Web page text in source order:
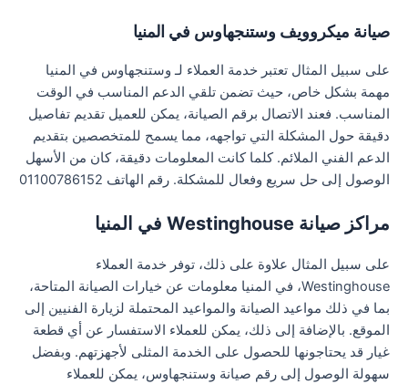
صيانة ميكروويف وستنجهاوس في المنيا
على سبيل المثال تعتبر خدمة العملاء لـ وستنجهاوس في المنيا
مهمة بشكل خاص، حيث تضمن تلقي الدعم المناسب في الوقت
المناسب. فعند الاتصال برقم الصيانة، يمكن للعميل تقديم تفاصيل
دقيقة حول المشكلة التي تواجهه، مما يسمح للمتخصصين بتقديم
الدعم الفني الملائم. كلما كانت المعلومات دقيقة، كان من الأسهل
الوصول إلى حل سريع وفعال للمشكلة. رقم الهاتف 01100786152
مراكز صيانة Westinghouse في المنيا
على سبيل المثال علاوة على ذلك، توفر خدمة العملاء
Westinghouse، في المنيا معلومات عن خيارات الصيانة المتاحة،
بما في ذلك مواعيد الصيانة والمواعيد المحتملة لزيارة الفنيين إلى
الموقع. بالإضافة إلى ذلك، يمكن للعملاء الاستفسار عن أي قطعة
غيار قد يحتاجونها للحصول على الخدمة المثلى لأجهزتهم. وبفضل
سهولة الوصول إلى رقم صيانة وستنجهاوس، يمكن للعملاء